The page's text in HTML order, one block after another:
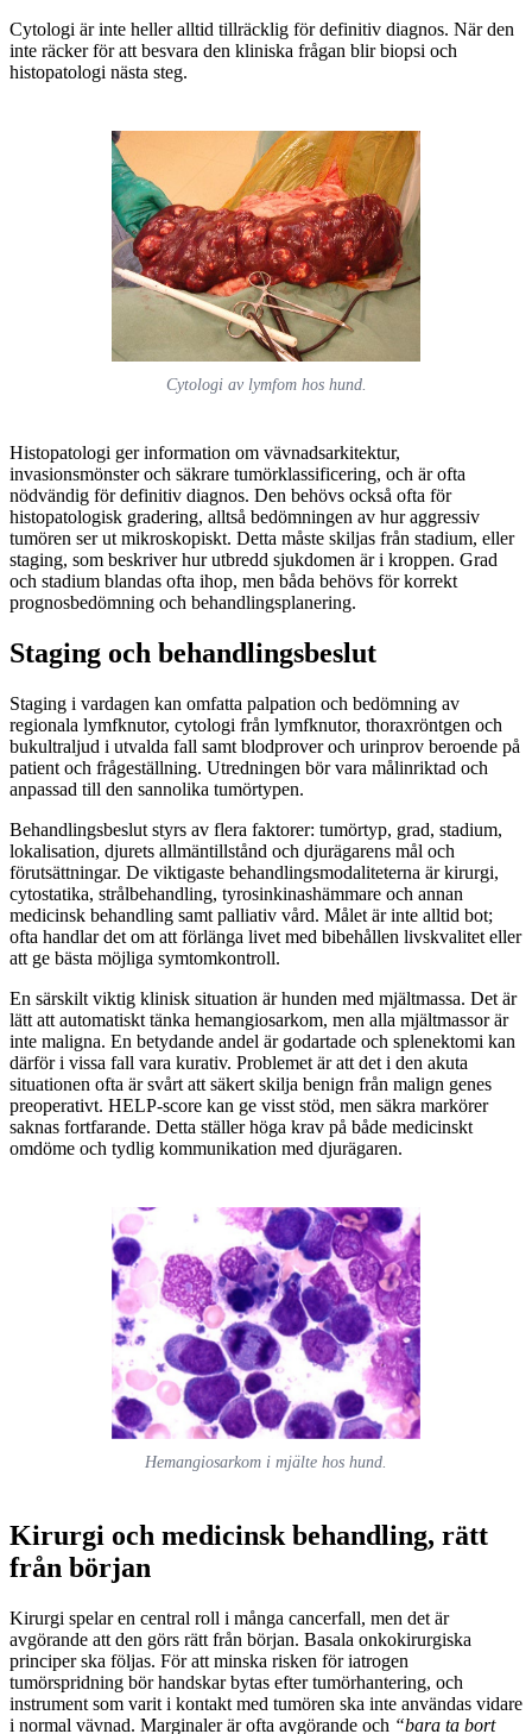
Cytologi är inte heller alltid tillräcklig för definitiv diagnos. När den
inte räcker för att besvara den kliniska frågan blir biopsi och
histopatologi nästa steg.
Cytologi av lymfom hos hund.
Histopatologi ger information om vävnadsarkitektur,
invasionsmönster och säkrare tumörklassificering, och är ofta
nödvändig för definitiv diagnos. Den behövs också ofta för
histopatologisk gradering, alltså bedömningen av hur aggressiv
tumören ser ut mikroskopiskt. Detta måste skiljas från stadium, eller
staging, som beskriver hur utbredd sjukdomen är i kroppen. Grad
och stadium blandas ofta ihop, men båda behövs för korrekt
prognosbedömning och behandlingsplanering.
Staging och behandlingsbeslut
Staging i vardagen kan omfatta palpation och bedömning av
regionala lymfknutor, cytologi från lymfknutor, thoraxröntgen och
bukultraljud i utvalda fall samt blodprover och urinprov beroende på
patient och frågeställning. Utredningen bör vara målinriktad och
anpassad till den sannolika tumörtypen.
Behandlingsbeslut styrs av flera faktorer: tumörtyp, grad, stadium,
lokalisation, djurets allmäntillstånd och djurägarens mål och
förutsättningar. De viktigaste behandlingsmodaliteterna är kirurgi,
cytostatika, strålbehandling, tyrosinkinashämmare och annan
medicinsk behandling samt palliativ vård. Målet är inte alltid bot;
ofta handlar det om att förlänga livet med bibehållen livskvalitet eller
att ge bästa möjliga symtomkontroll.
En särskilt viktig klinisk situation är hunden med mjältmassa. Det är
lätt att automatiskt tänka hemangiosarkom, men alla mjältmassor är
inte maligna. En betydande andel är godartade och splenektomi kan
därför i vissa fall vara kurativ. Problemet är att det i den akuta
situationen ofta är svårt att säkert skilja benign från malign genes
preoperativt. HELP-score kan ge visst stöd, men säkra markörer
saknas fortfarande. Detta ställer höga krav på både medicinskt
omdöme och tydlig kommunikation med djurägaren.
Hemangiosarkom i mjälte hos hund.
Kirurgi och medicinsk behandling, rätt
från början
Kirurgi spelar en central roll i många cancerfall, men det är
avgörande att den görs rätt från början. Basala onkokirurgiska
principer ska följas. För att minska risken för iatrogen
tumörspridning bör handskar bytas efter tumörhantering, och
instrument som varit i kontakt med tumören ska inte användas vidare
i normal vävnad. Marginaler är ofta avgörande och “bara ta bort